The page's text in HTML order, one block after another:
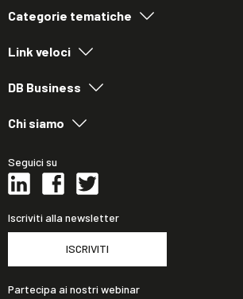
Categorie tematiche
Link veloci
DB Business
Chi siamo
Seguici su
Iscriviti alla newsletter
ISCRIVITI
Partecipa ai nostri webinar